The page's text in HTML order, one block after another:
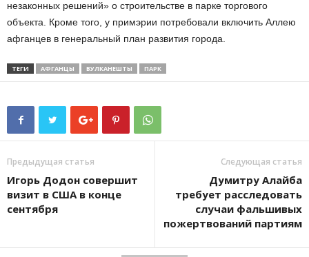
незаконных решений» о строительстве в парке торгового
объекта. Кроме того, у примэрии потребовали включить Аллею
афганцев в генеральный план развития города.
ТЕГИ АФГАНЦЫ ВУЛКАНЕШТЫ ПАРК
Предыдущая статья
Игорь Додон совершит
визит в США в конце
сентября
Следующая статья
Думитру Алайба
требует расследовать
случаи фальшивых
пожертвований партиям